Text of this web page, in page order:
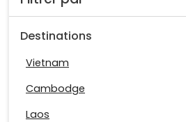
Destinations
Vietnam
Cambodge
Laos